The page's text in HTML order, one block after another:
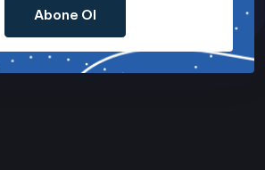
Abone Ol